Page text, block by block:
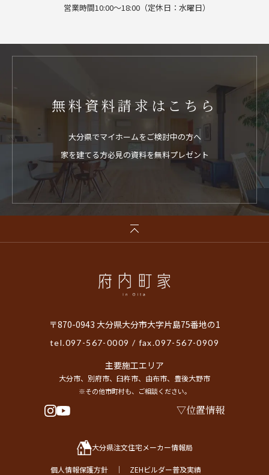
営業時間10:00〜18:00（定休日：水曜日）
無料資料請求はこちら
大分県でマイホームをご検討中の方へ
家を建てる方必見の資料を無料プレゼント
〒870-0943 大分県大分市大字片島75番地の1
tel.097-567-0009 / fax.097-567-0909
主要施工エリア
大分市、別府市、臼杵市、由布市、豊後大野市
※その他市町村も、ご相談ください。
位置情報
大分県注文住宅メーカー情報局
個人情報保護方針 ｜ ZEHビルダー普及実績